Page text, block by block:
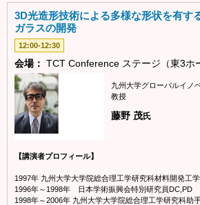
3D光造形技術による多様な形状を有す
ガラスの開発
12:00-12:30
会場： TCT Conference ステージ（東3ホ
九州大学グローバルイノ
教授
藤野 茂氏
【講演者プロフィール】
1997年 九州大学大学院総合理工学研究科材料開発
1996年～1998年 日本学術振興会特別研究員DC,PD
1998年～2006年 九州大学大学院総合理工学研究科助